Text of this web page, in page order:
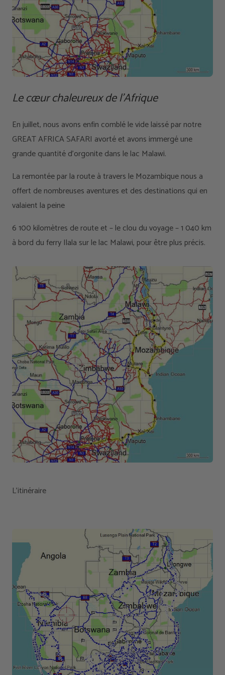
Le cœur chaleureux de l’Afrique
En juillet, nous avons enfin comblé le vide laissé par notre
GREAT AFRICA SAFARI avorté et avons immergé une
grande quantité d'orgonite dans le lac Malawi.
La remontée par la route à travers le Mozambique nous a
offert de nombreuses aventures et des destinations qui en
valaient la peine
6 100 kilomètres de route et – le clou du voyage – 1 040 km
à bord du ferry Ilala sur le lac Malawi, pour être plus précis.
L'itinéraire